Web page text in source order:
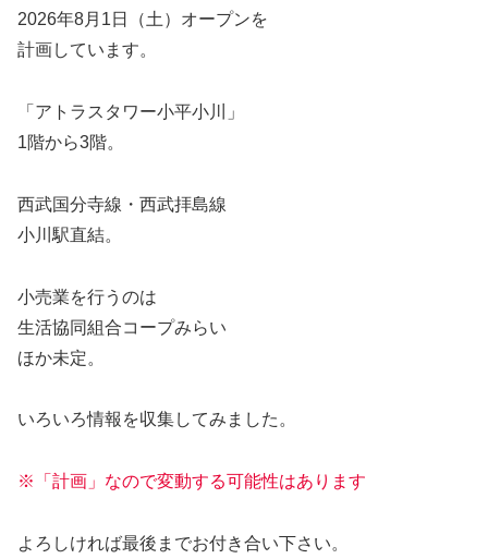
2026年8月1日（土）オープンを
計画しています。
「アトラスタワー小平小川」
1階から3階。
西武国分寺線・西武拝島線
小川駅直結。
小売業を行うのは
生活協同組合コープみらい
ほか未定。
いろいろ情報を収集してみました。
※「計画」なので変動する可能性はあります
よろしければ最後までお付き合い下さい。